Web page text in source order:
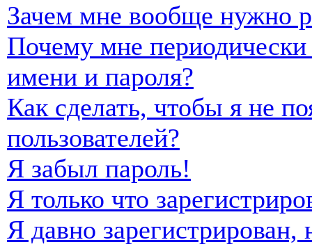
Зачем мне вообще нужно
Почему мне периодически
имени и пароля?
Как сделать, чтобы я не
пользователей?
Я забыл пароль!
Я только что
Я давно